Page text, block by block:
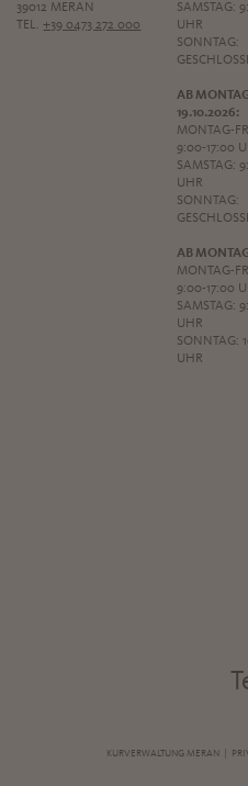
39012 MERAN
TEL.+39 0473 272 000
SAMSTAG:
UHR
SONNTAG:
AB
19.10.2026:
MONTAG-
9:00-17:00
SAMSTAG:
UHR
SONNTAG:
AB
MONTAG-
9:00-17:00
SAMSTAG:
UHR
SONNTAG:
UHR
KURVERWALTUNG MERAN |